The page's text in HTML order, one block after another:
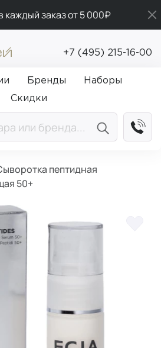
каждый заказ от 5 000₽
доставка от 5 000₽
ПРИВЕТ
+7 (495) 215-16-00
Бренды
Наборы
Скидки
пептидная
50+